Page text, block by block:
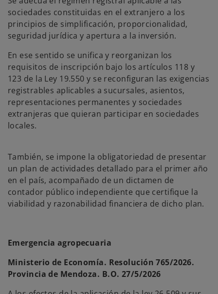
sociedades constituidas en el extranjero a los
principios de simplificación, proporcionalidad,
seguridad jurídica y apertura a la inversión.
En ese sentido se unifica y reorganizan los
requisitos de inscripción bajo los artículos 118 y
123 de la Ley 19.550 y se reconfiguran las exigencias
registrables aplicables a sucursales, asientos,
representaciones permanentes y sociedades
extranjeras que quieran participar en sociedades
locales.
También, se impone la obligatoriedad de presentar
un plan de actividades detallado para el primer año
en el país, acompañado de un dictamen de
contador público independiente que certifique la
viabilidad y razonabilidad financiera de dicho plan.
Emergencia agropecuaria
Ministerio de Economía. Resolución 765/2026.
Provincia de Mendoza. B.O. 27/5/2026